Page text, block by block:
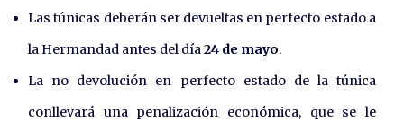
Las túnicas deberán ser devueltas en perfecto estado a
la Hermandad antes del día24 de mayo.
La no devolución en perfecto estado de la túnica
conllevará una penalización económica, que se le